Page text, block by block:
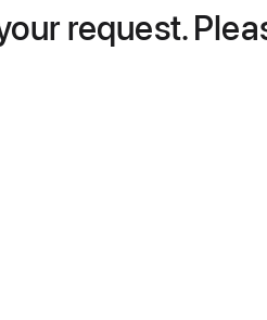
request.